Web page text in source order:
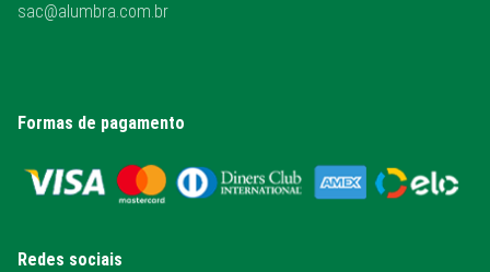
sac@alumbra.com.br
Formas de pagamento
Redes sociais